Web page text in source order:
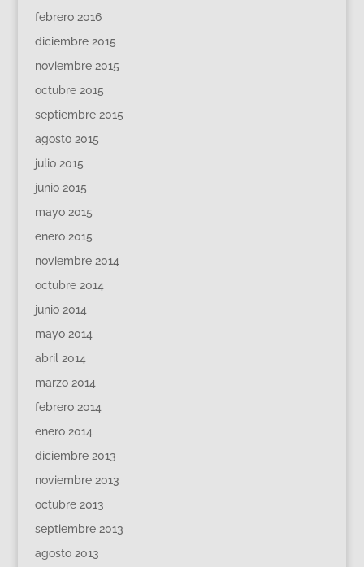
febrero 2016
diciembre 2015
noviembre 2015
octubre 2015
septiembre 2015
agosto 2015
julio 2015
junio 2015
mayo 2015
enero 2015
noviembre 2014
octubre 2014
junio 2014
mayo 2014
abril 2014
marzo 2014
febrero 2014
enero 2014
diciembre 2013
noviembre 2013
octubre 2013
septiembre 2013
agosto 2013